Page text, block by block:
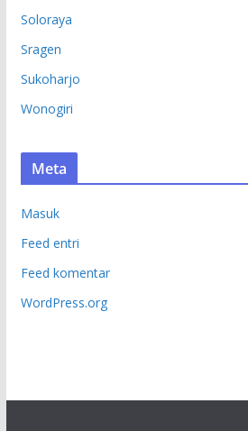
Soloraya
Sragen
Sukoharjo
Wonogiri
Meta
Masuk
Feed entri
Feed komentar
WordPress.org